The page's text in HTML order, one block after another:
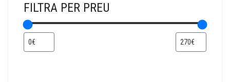
FILTRA PER PREU